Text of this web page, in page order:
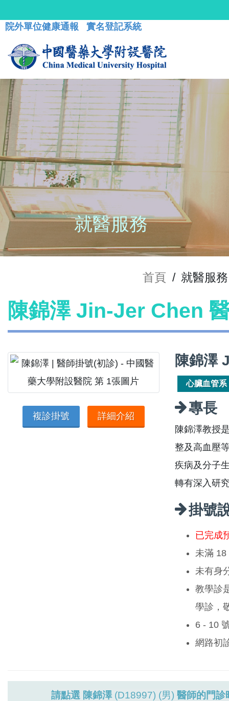
院外單位健康通報 實名登記系統
就醫服務
首頁 / 就醫服務
陳錦澤 Jin-Jer Chen
複診掛號 詳細介紹
陳錦澤
心臟血管系
專長
陳錦澤教授
整及高血壓
疾病及分子
轉有深入研
掛號
已完成
未滿 18
未有身
教學診
學診，
6 - 10
網路初